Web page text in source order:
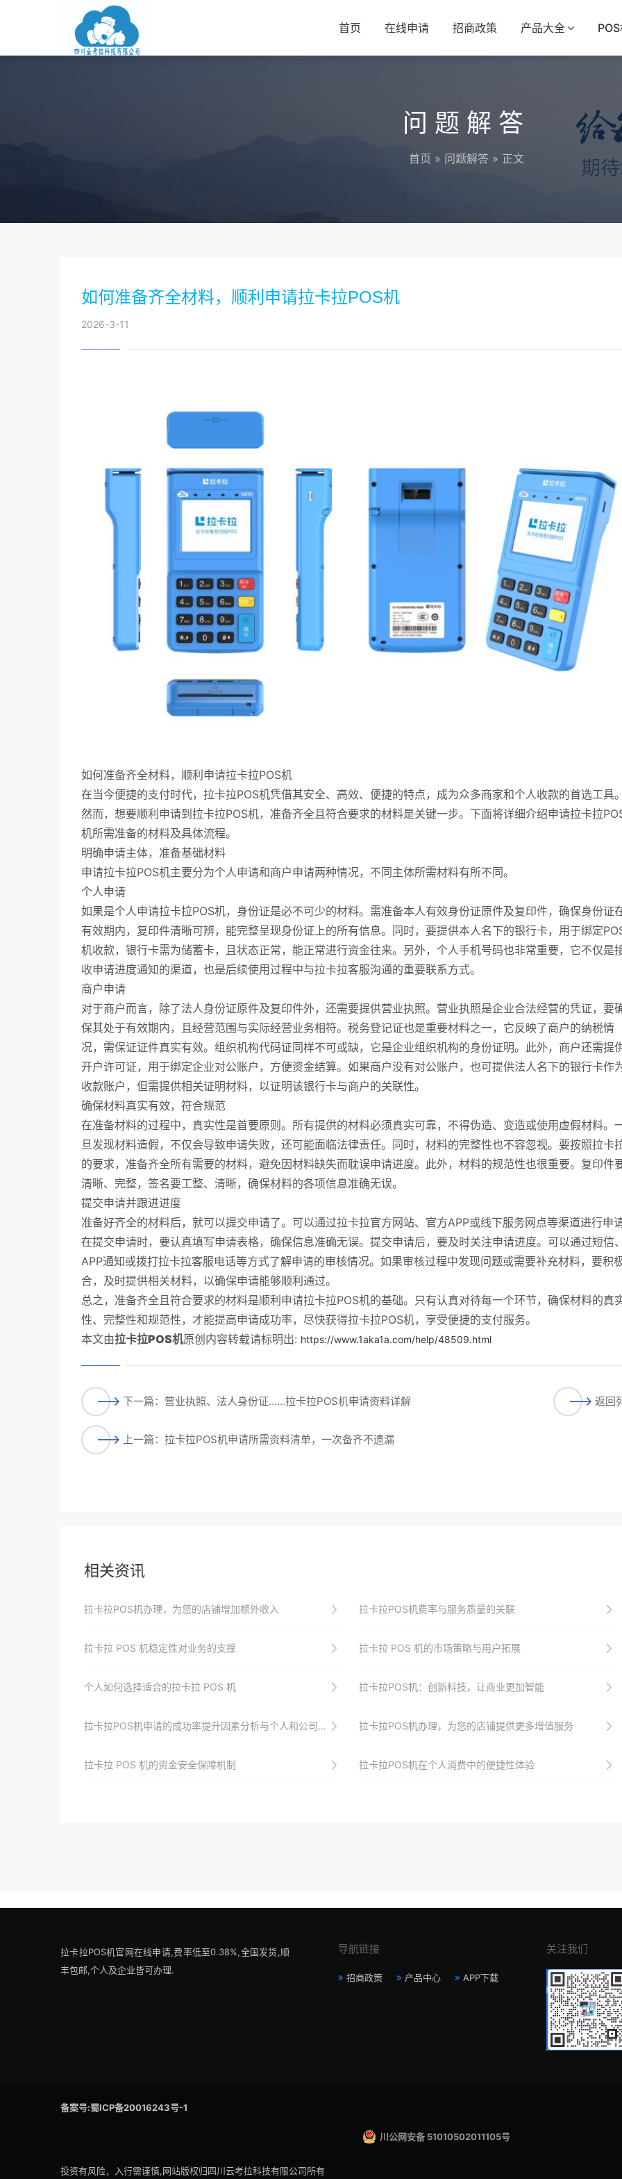
首页 在线申请 招商政策 产品大全
问题解答
首页 » 问题解答 » 正文
如何准备齐全材料，顺利申请拉卡拉POS机
2026-3-11
如何准备齐全材料，顺利申请拉卡拉POS机
在当今便捷的支付时代，拉卡拉POS机凭借其安全、高效、便捷的特点，成为众多商家和个人收款的首选工具。
然而，想要顺利申请到拉卡拉POS机，准备齐全且符合要求的材料是关键一步。下面将详细介绍申请拉卡拉
机所需准备的材料及具体流程。
明确申请主体，准备基础材料
申请拉卡拉POS机主要分为个人申请和商户申请两种情况，不同主体所需材料有所不同。
个人申请
如果是个人申请拉卡拉POS机，身份证是必不可少的材料。需准备本人有效身份证原件及复印件，确保身份证
有效期内，复印件清晰可辨，能完整呈现身份证上的所有信息。同时，要提供本人名下的银行卡，用于绑定
机收款，银行卡需为储蓄卡，且状态正常，能正常进行资金往来。另外，个人手机号码也非常重要，它不仅是
收申请进度通知的渠道，也是后续使用过程中与拉卡拉客服沟通的重要联系方式。
商户申请
对于商户而言，除了法人身份证原件及复印件外，还需要提供营业执照。营业执照是企业合法经营的凭证，要
保其处于有效期内，且经营范围与实际经营业务相符。税务登记证也是重要材料之一，它反映了商户的纳税情
况，需保证证件真实有效。组织机构代码证同样不可或缺，它是企业组织机构的身份证明。此外，商户还需提
开户许可证，用于绑定企业对公账户，方便资金结算。如果商户没有对公账户，也可提供法人名下的银行卡作
收款账户，但需提供相关证明材料，以证明该银行卡与商户的关联性。
确保材料真实有效，符合规范
在准备材料的过程中，真实性是首要原则。所有提供的材料必须真实可靠，不得伪造、变造或使用虚假材料。
旦发现材料造假，不仅会导致申请失败，还可能面临法律责任。同时，材料的完整性也不容忽视。要按照拉卡
的要求，准备齐全所有需要的材料，避免因材料缺失而耽误申请进度。此外，材料的规范性也很重要。复印件
清晰、完整，签名要工整、清晰，确保材料的各项信息准确无误。
提交申请并跟进进度
准备好齐全的材料后，就可以提交申请了。可以通过拉卡拉官方网站、官方APP或线下服务网点等渠道进行申请
在提交申请时，要认真填写申请表格，确保信息准确无误。提交申请后，要及时关注申请进度。可以通过短信、
APP通知或拨打拉卡拉客服电话等方式了解申请的审核情况。如果审核过程中发现问题或需要补充材料，要积
合，及时提供相关材料，以确保申请能够顺利通过。
总之，准备齐全且符合要求的材料是顺利申请拉卡拉POS机的基础。只有认真对待每一个环节，确保材料的真
性、完整性和规范性，才能提高申请成功率，尽快获得拉卡拉POS机，享受便捷的支付服务。
本文由拉卡拉POS机原创内容转载请标明出: https://www.1aka1a.com/help/48509.html
下一篇：营业执照、法人身份证……拉卡拉POS机申请资料详解
上一篇：拉卡拉POS机申请所需资料清单，一次备齐不遗漏
返回
相关资讯
拉卡拉POS机办理，为您的店铺增加额外收入 拉卡拉POS机费率与服务质量的关联
拉卡拉 POS 机稳定性对业务的支撑 拉卡拉 POS 机的市场策略与用户拓展
个人如何选择适合的拉卡拉 POS 机 拉卡拉POS机：创新科技，让商业更加智能
拉卡拉POS机申请的成功率提升因素分析与个人和公司的应对策略 拉卡拉POS机办理，为您的店铺提供更多增值服务
拉卡拉 POS 机的资金安全保障机制 拉卡拉POS机在个人消费中的便捷性体验
拉卡拉POS机官网在线申请,费率低至0.38%,全国发货,顺
丰包邮,个人及企业皆可办理.
导航链接
招商政策 产品中心 APP下载
关注我们
备案号:蜀ICP备20016243号-1
川公网安备 51010502011105号
投资有风险，入行需谨慎,网站版权归四川云考拉科技有限公司所有